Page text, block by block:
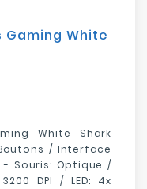
Gaming White
White Shark
/ Interface
- Souris: Optique /
DPI / LED: 4x